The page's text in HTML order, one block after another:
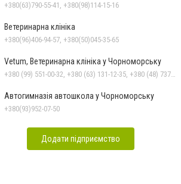
+380(63)790-55-41, +380(98)114-15-16
Ветеринарна клініка
+380(96)406-94-57, +380(50)045-35-65
Vetum, Ветеринарна клініка у Чорноморську
Автогимназія автошкола у Чорноморську
+380(93)952-07-50
Додати підприємство